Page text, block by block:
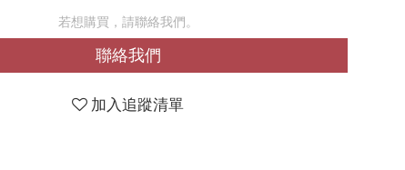
若想購買，請聯絡我們。
聯絡我們
加入追蹤清單